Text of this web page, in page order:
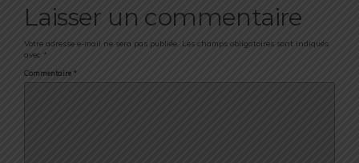
Laisser un commentaire
Votre adresse e-mail ne sera pas publiée. Les champs obligatoires sont indiqués
avec *
Commentaire *